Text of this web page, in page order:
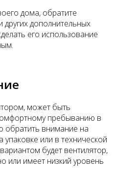
дома, обратите
дополнительных
его использование
может быть
пребыванию в
внимание на
или в технической
будет вентилятор,
или имеет низкий уровень